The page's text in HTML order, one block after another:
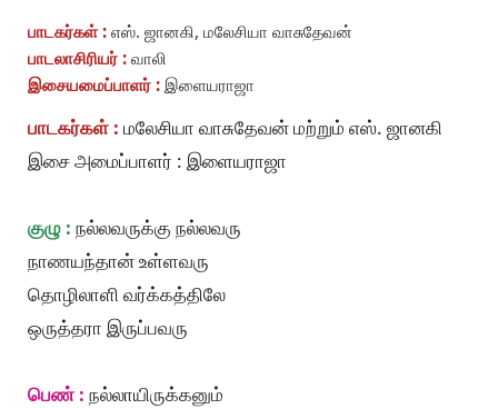
பாடகர்கள் : எஸ். ஜானகி, மலேசியா வாசுதேவன்
பாடலாசிரியர் : வாலி
இசையமைப்பாளர் : இளையராஜா
பாடகர்கள் : மலேசியா வாசுதேவன் மற்றும் எஸ். ஜானகி
இசை அமைப்பாளர் : இளையராஜா
குழு : நல்லவருக்கு நல்லவரு
நாணயந்தான் உள்ளவரு
தொழிலாளி வர்க்கத்திலே
ஒருத்தரா இருப்பவரு
பெண் : நல்லாயிருக்கனும்